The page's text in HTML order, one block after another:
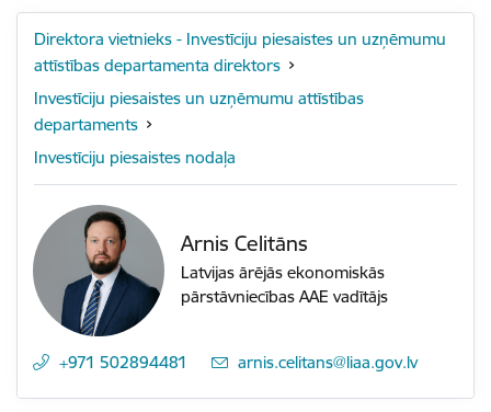
Direktora vietnieks - Investīciju piesaistes un uzņēmumu
attīstības departamenta direktors
Investīciju piesaistes un uzņēmumu attīstības
departaments
Investīciju piesaistes nodaļa
Arnis Celitāns
Latvijas ārējās ekonomiskās
pārstāvniecības AAE vadītājs
+971 502894481 E-pasts:
arnis.celitans@liaa.gov.lv